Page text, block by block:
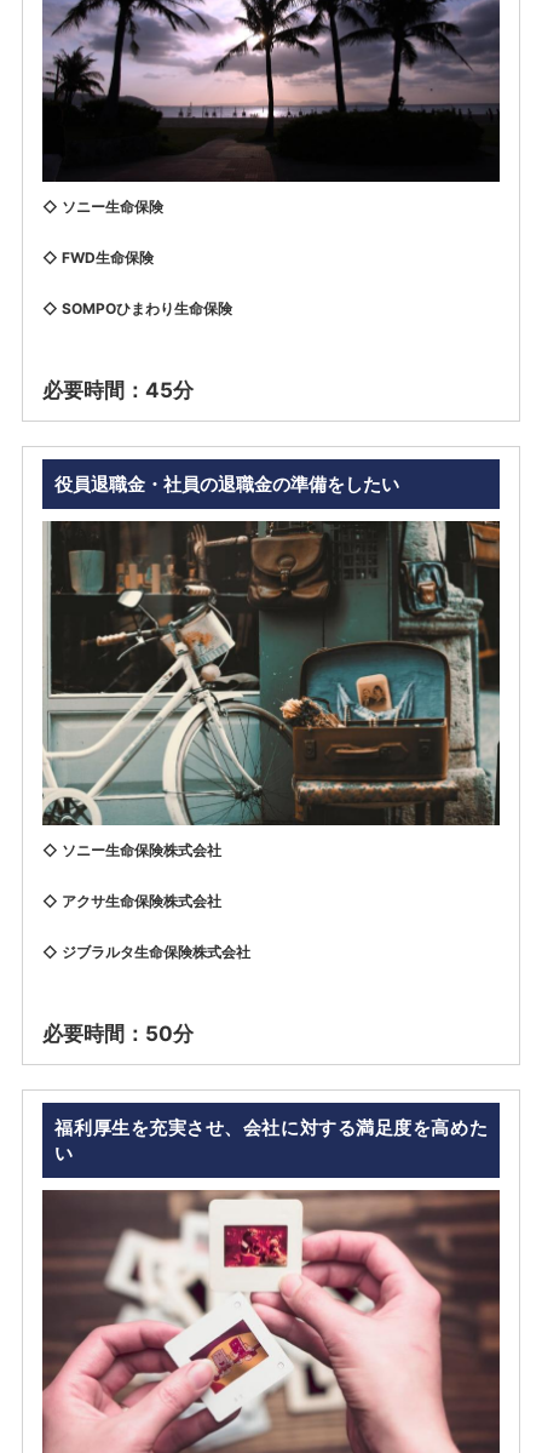
​◇ ソニー生命保険
◇ FWD生命保険
◇ SOMPOひまわり生命保険
必要時間：45分
役員退職金・社員の退職金の準備をしたい
◇ ソニー生命保険株式会社
◇ アクサ生命保険株式会社
◇ ジブラルタ生命保険株式会社
必要時間：50分
福利厚生を充実させ、会社に対する満足度を高めた
い